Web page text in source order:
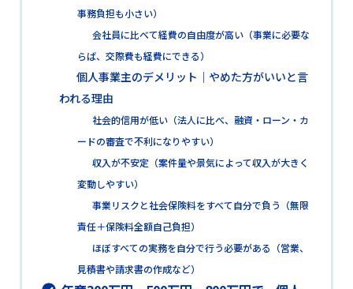
事務負担も小さい）
会社員に比べて経費の自由度が高い（事業に必要な
らば、交際費も経費にできる）
個人事業主のデメリット｜やめた方がいいと言
われる理由
社会的信用が低い（法人に比べ、融資・ローン・カ
ードの審査で不利になりやすい）
収入が不安定（案件量や景気によって収入が大きく
変動しやすい）
事業リスクと社会保険料をすべて自分で負う（無限
責任＋保険料全額自己負担）
ほぼすべての実務を自分で行う必要がある（営業、
見積書や請求書の作成など）